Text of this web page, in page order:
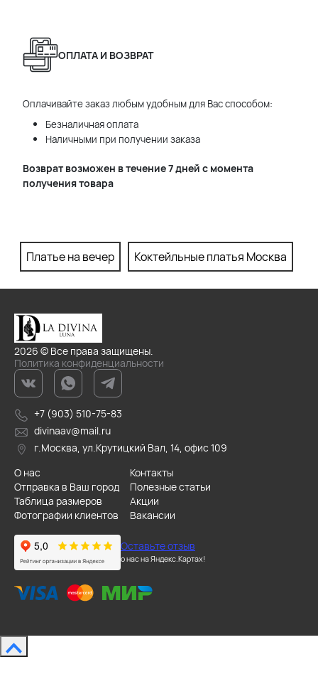
ОПЛАТА И ВОЗВРАТ
Оплачивайте заказ любым удобным для Вас способом:
Безналичная оплата
Наличными при получении заказа
Возврат возможен в течение 7 дней с момента
получения товара
Платье на вечер Коктейльные платья Москва
2026 © Все права защищены.
Политика конфиденциальности
+7 (903) 510-75-83
divinaav@mail.ru
г.Москва, ул.Крутицкий Вал, 14, офис 109
О нас
Контакты
Отправка в Ваш город
Полезные статьи
Таблица размеров
Акции
Фотографии клиентов
Вакансии
Оставьте отзыв
о нас на Яндекс.Картах!